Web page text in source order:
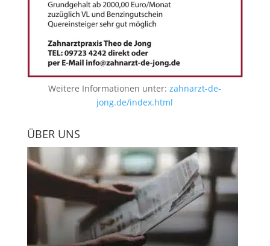
Weitere Informationen unter:zahnarzt-de-
jong.de/index.html
ÜBER UNS